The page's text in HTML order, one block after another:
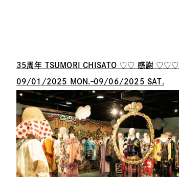
35周年 TSUMORI CHISATO ♡♡ 感謝 ♡♡♡
09/01/2025 MON.–09/06/2025 SAT.